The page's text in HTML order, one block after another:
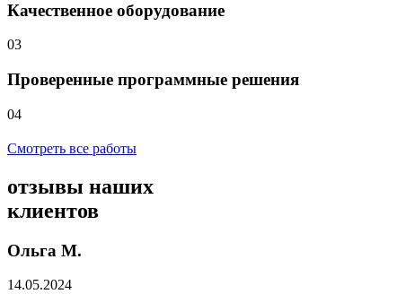
Качественное оборудование
03
Проверенные программные решения
04
Смотреть все работы
отзывы наших
клиентов
Ольга М.
14.05.2024